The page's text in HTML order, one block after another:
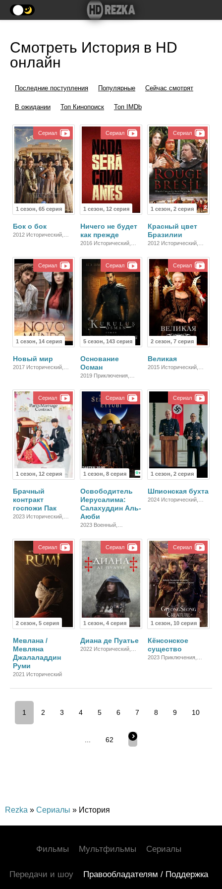
Смотреть История в HD
онлайн
Последние поступления Популярные Сейчас смотрят
В ожидании Топ Кинопоиск Топ IMDb
1 сезон, 65 серия
Сериал
Бок о бок
2012 Исторический,
1 сезон, 12 серия
Сериал
Ничего не будет
как прежде
2016 Исторический,
1 сезон, 2 серия
Сериал
Красный цвет
Бразилии
2012 Исторический,
1 сезон, 14 серия
Сериал
Новый мир
2017 Исторический,
5 сезон, 143 серия
Сериал
Основание
Осман
2019 Приключения,
Исторический, Боевик,
Зарубежный, Драма
2 сезон, 7 серия
Сериал
Великая
2015 Исторический,
1 сезон, 12 серия
Сериал
Брачный
контракт
госпожи Пак
2023 Исторический,
1 сезон, 8 серия
Сериал
Освободитель
Иерусалима:
Салахуддин Аль-
Аюби
2023 Военный,
1 сезон, 2 серия
Сериал
Шпионская бухта
2024 Исторический,
2 сезон, 5 серия
Сериал
Мевлана /
Мевляна
Джалаладдин
Руми
2021 Исторический
1 сезон, 4 серия
Сериал
Диана де Пуатье
2022 Исторический,
1 сезон, 10 серия
Сериал
Кёнсонское
существо
2023 Приключения,
1 2 3 4 5 6 7 8 9 10
62
Rezka » Сериалы » История
Фильмы Мультфильмы Сериалы
Передачи и шоу Правообладателям / Поддержка